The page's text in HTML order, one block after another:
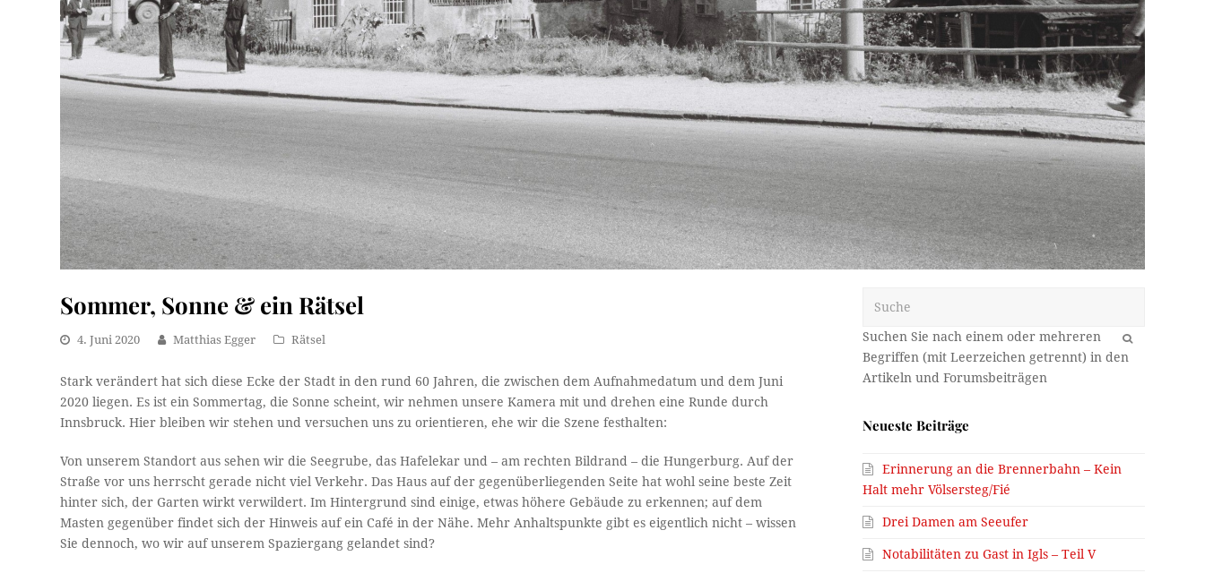
Sommer, Sonne & ein Rätsel
4. Juni 2020 Matthias Egger Rätsel
Stark verändert hat sich diese Ecke der Stadt in den rund 60 Jahren, die zwischen dem Aufnahmedatum und dem Juni
2020 liegen. Es ist ein Sommertag, die Sonne scheint, wir nehmen unsere Kamera mit und drehen eine Runde durch
Innsbruck. Hier bleiben wir stehen und versuchen uns zu orientieren, ehe wir die Szene festhalten:
Von unserem Standort aus sehen wir die Seegrube, das Hafelekar und – am rechten Bildrand – die Hungerburg. Auf der
Straße vor uns herrscht gerade nicht viel Verkehr. Das Haus auf der gegenüberliegenden Seite hat wohl seine beste Zeit
hinter sich, der Garten wirkt verwildert. Im Hintergrund sind einige, etwas höhere Gebäude zu erkennen; auf dem
Masten gegenüber findet sich der Hinweis auf ein Café in der Nähe. Mehr Anhaltspunkte gibt es eigentlich nicht – wissen
Sie dennoch, wo wir auf unserem Spaziergang gelandet sind?
OK
Neueste Beiträge
Erinnerung an die Brennerbahn – Kein
Halt mehr Völsersteg/Fié
Drei Damen am Seeufer
Notabilitäten zu Gast in Igls – Teil V